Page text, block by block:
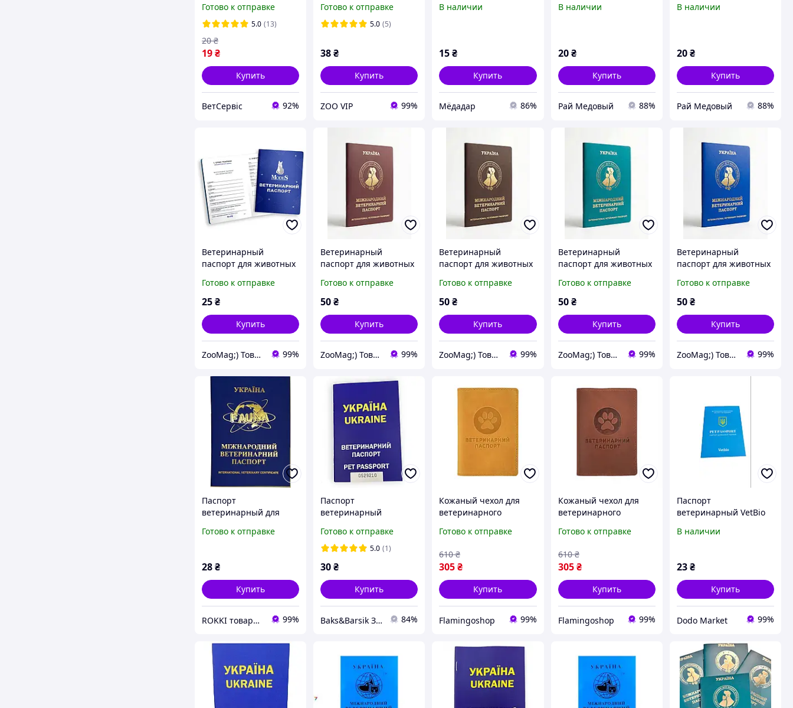
Готово к отправке
5.0 (13)
19₴
20 ₴
Купить
ВетСервіс 92%
Фауна
Готово к отправке
5.0 (5)
38₴
Купить
ZOO VIP 99%
В наличии
15₴
Купить
Мёдадар 86%
В наличии
20 ₴
Купить
Рай Медовый 88%
В наличии
20₴
Купить
Рай Медовый 88%
Ветеринарный
паспорт для животных
Готово к отправке
25₴
Купить
ZooMag;) Товары для животных 99%
Ветеринарный
паспорт для животных
Готово к отправке
50₴
Купить
ZooMag;) Товары для животных 99%
Ветеринарный
паспорт для животных
Готово к отправке
50₴
Купить
ZooMag;) Товары для животных 99%
Ветеринарный
паспорт для животных
Готово к отправке
50 ₴
Купить
ZooMag;) Товары для животных 99%
Ветеринарный
паспорт для животных
Готово к отправке
50₴
Купить
ZooMag;) Товары для животных 99%
Паспорт
ветеринарный для
Готово к отправке
28₴
Купить
ROKKI товары для животных 99%
Паспорт
ветеринарный
Готово к отправке
5.0 (1)
30₴
Купить
Baks&Barsik Зоомаркет 84%
Кожаный чехол для
ветеринарного
стильный (Горчица)
Готово к отправке
305₴
610 ₴
Купить
Flamingoshop 99%
Кожаный чехол для
ветеринарного
стильный (Коньяк)
Готово к отправке
305 ₴
610 ₴
Купить
Flamingoshop 99%
Паспорт
ветеринарный VetBio
В наличии
23₴
Купить
Dodo Market 99%